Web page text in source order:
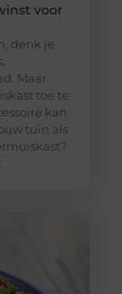
voor
denk je
Maar
toe te
kan
tuin als